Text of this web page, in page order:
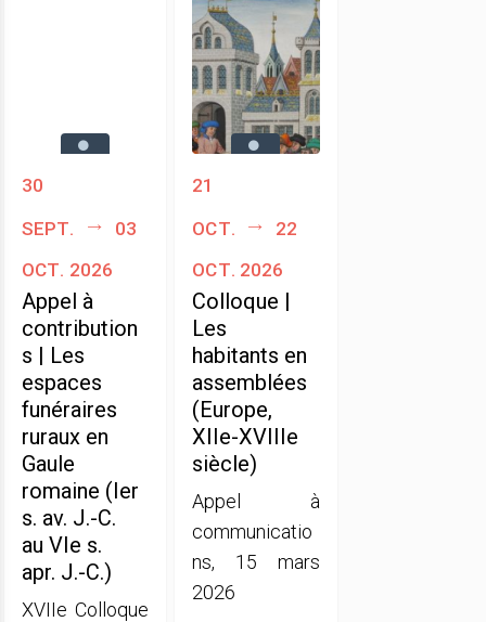
30
sept.
03
oct. 2026
Appel à
contribution
s | Les
espaces
funéraires
ruraux en
Gaule
romaine (Ier
s. av. J.-C.
au VIe s.
apr. J.-C.)
XVIIe Colloque
21
oct.
22
oct. 2026
Colloque |
Les
habitants en
assemblées
(Europe,
XIIe-XVIIIe
siècle)
Appel à
communicatio
ns, 15 mars
2026